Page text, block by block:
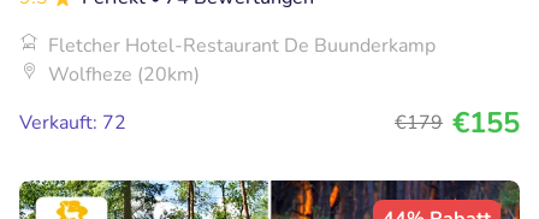
Fletcher Hotel-Restaurant De Buunderkamp
Wolfheze (20km)
Verkauft: 72
€179 €155